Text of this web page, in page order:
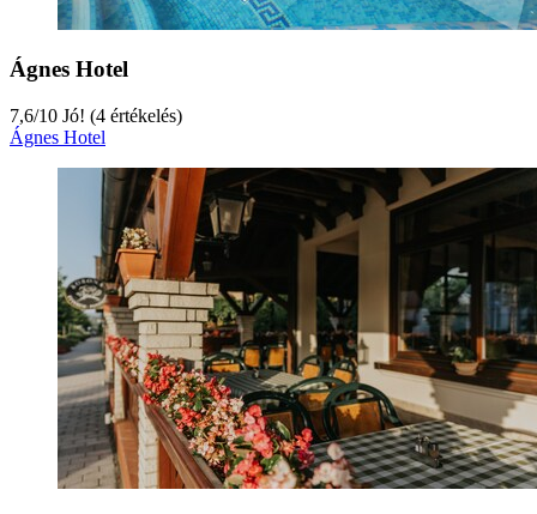
Ágnes Hotel
7,6/10 Jó! (4 értékelés)
Ágnes Hotel